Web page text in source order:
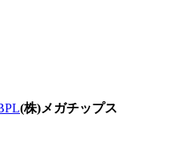
(株)メガチップス